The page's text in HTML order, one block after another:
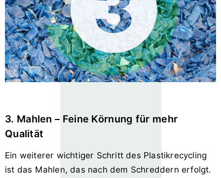
3. Mahlen – Feine Körnung für mehr
Qualität
Ein weiterer wichtiger Schritt des Plastikrecycling
ist das Mahlen, das nach dem Schreddern erfolgt.